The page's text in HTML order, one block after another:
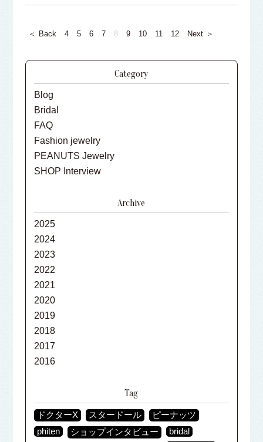
＜ Back 4 5 6 7 8 9 10 11 12 Next ＞
Category
Blog
Bridal
FAQ
Fashion jewelry
PEANUTS Jewelry
SHOP Interview
Archive
2025
2024
2023
2022
2021
2020
2019
2018
2017
2016
Tag
ドクターX スタードール
ピーナッツ
phiten
ショップインタビュー
bridal